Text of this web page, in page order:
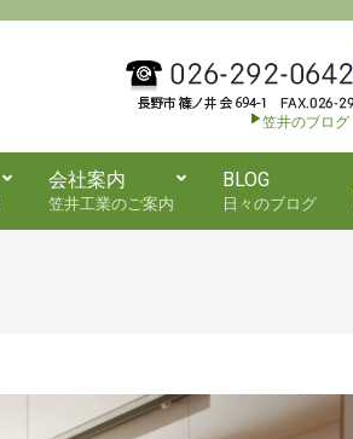
笠井のブログ
会社案内
笠井工業のご案内
BLOG
日々のブログ